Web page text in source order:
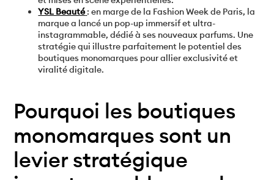
YSL Beauté: en marge de la Fashion Week de Paris, la
marque a lancé un pop-up immersif et ultra-
instagrammable, dédié à ses nouveaux parfums. Une
stratégie qui illustre parfaitement le potentiel des
boutiques monomarques pour allier exclusivité et
viralité digitale.
Pourquoi les boutiques
monomarques sont un
levier stratégique